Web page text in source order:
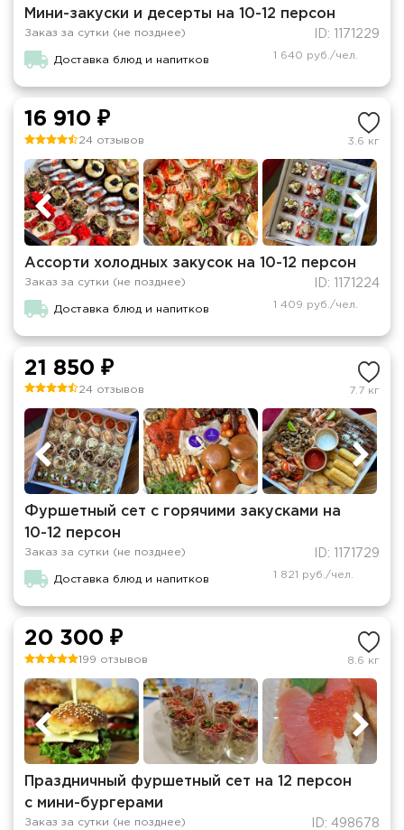
Мини-закуски и десерты на 10-12 персон
Заказ за сутки (не позднее) ID: 1171229
Доставка блюд и напитков 1 640 руб./чел.
16 910 ₽
24 отзывов 3.6 кг
Ассорти холодных закусок на 10-12 персон
Заказ за сутки (не позднее) ID: 1171224
Доставка блюд и напитков 1 409 руб./чел.
21 850 ₽
24 отзывов 7.7 кг
Фуршетный сет с горячими закусками на
10-12 персон
Заказ за сутки (не позднее) ID: 1171729
Доставка блюд и напитков 1 821 руб./чел.
20 300 ₽
199 отзывов 8.6 кг
Праздничный фуршетный сет на 12 персон
c мини-бургерами
Заказ за сутки (не позднее) ID: 498678